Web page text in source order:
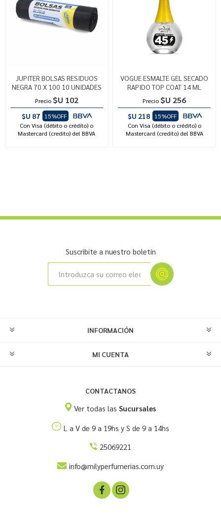
JUPITER BOLSAS RESIDUOS
NEGRA 70 X 100 10 UNIDADES
Precio $U 102
$U 87
15%OFF
Con Visa (débito o crédito) o
Mastercard (credito) del BBVA
VOGUE ESMALTE GEL SECADO
RAPIDO TOP COAT 14 ML
Precio $U 256
$U 218
15%OFF
Con Visa (débito o crédito) o
Mastercard (credito) del BBVA
Suscribite a nuestro boletín
INFORMACIÓN
MI CUENTA
CONTACTANOS
Ver todas las Sucursales
L a V de 9 a 19hs y S de 9 a 14hs
25069221
info@milyperfumerias.com.uy